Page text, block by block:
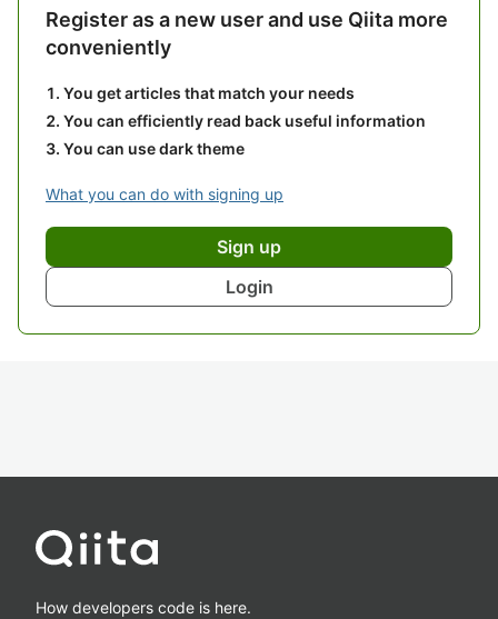
Register as a new user and use Qiita more
conveniently
You get articles that match your needs
You can efficiently read back useful information
You can use dark theme
What you can do with signing up
Sign up
Login
How developers code is here.